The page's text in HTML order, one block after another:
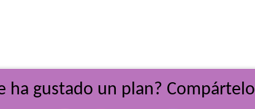
ha gustado un plan? Compártelo